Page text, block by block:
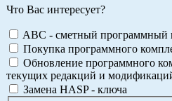
Что Вас интересует?
ABC - сметный программный
Покупка программного
Обновление программного
текущих редакций и
Замена HASP - ключа